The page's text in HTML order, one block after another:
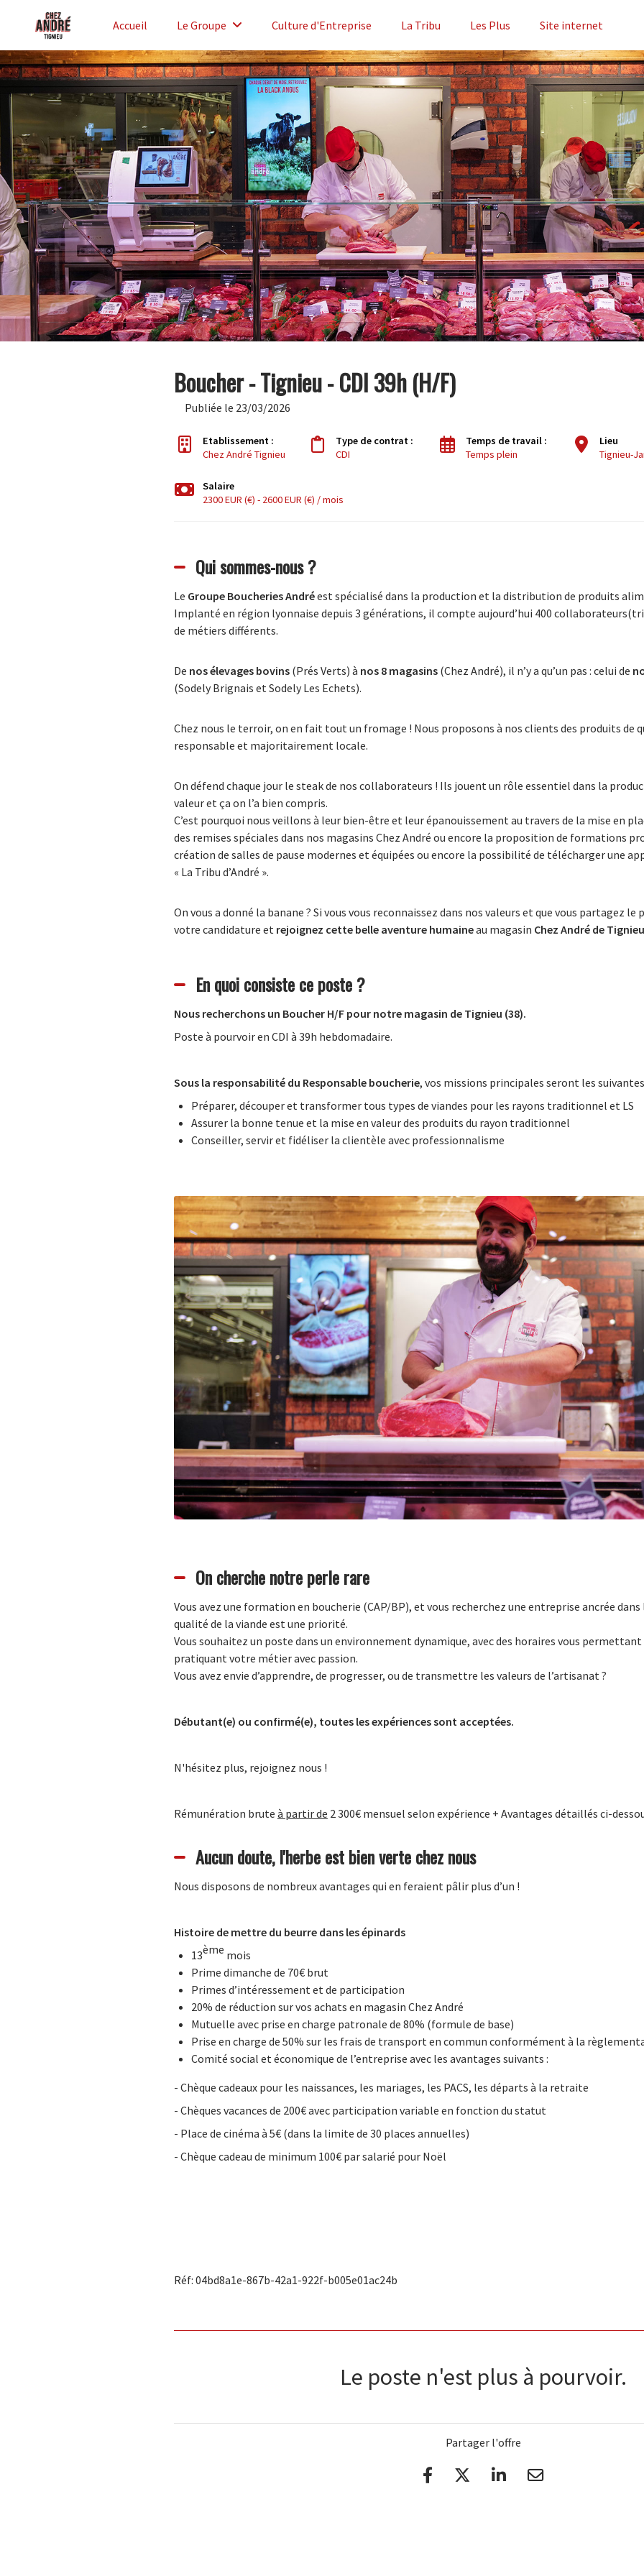
Accueil Le Groupe Culture d'Entreprise La Tribu Les Plus Site internet
Boucher - Tignieu - CDI 39h (H/F)
Publiée le 23/03/2026
Etablissement :
Chez André Tignieu
Type de contrat :
CDI
Temps de travail :
Temps plein
Lieu
Tignieu-
Salaire
2300 EUR (€) - 2600 EUR (€) / mois
Qui sommes-nous ?
Le Groupe Boucheries Andréest spécialisé dans la production et la distribution de produits
Implanté en région lyonnaise depuis 3 générations, il compte aujourd’hui 400
de métiers différents.
De nos élevages bovins(Prés Verts) à nos 8 magasins(Chez André), il n’y a qu’un pas : celui de
(Sodely Brignais et Sodely Les Echets).
Chez nous le terroir, on en fait tout un fromage ! Nous proposons à nos clients des produits de
responsable et majoritairement locale.
On défend chaque jour le steak de nos collaborateurs ! Ils jouent un rôle essentiel dans la
valeur et ça on l’a bien compris.
C’est pourquoi nous veillons à leur bien-être et leur épanouissement au travers de la mise en
des remises spéciales dans nos magasins Chez André ou encore la proposition de formations
création de salles de pause modernes et équipées ou encore la possibilité de télécharger une
« La Tribu d’André ».
On vous a donné la banane ? Si vous vous reconnaissez dans nos valeurs et que vous partagez
votre candidature et rejoignez cette belle aventure humaineau magasin Chez André de Tignieu
En quoi consiste ce poste ?
Nous recherchons un Boucher H/F pour notre magasin de Tignieu (38).
Poste à pourvoir en CDI à 39h hebdomadaire.
Sous la responsabilité du Responsable boucherie, vos missions principales seront les
Préparer, découper et transformer tous types de viandes pour les rayons traditionnel et LS
Assurer la bonne tenue et la mise en valeur des produits du rayon traditionnel
Conseiller, servir et fidéliser la clientèle avec professionnalisme
On cherche notre perle rare
Vous avez une formation en boucherie (CAP/BP), et vous recherchez une entreprise ancrée
qualité de la viande est une priorité.
Vous souhaitez un poste dans un environnement dynamique, avec des horaires vous
pratiquant votre métier avec passion.
Vous avez envie d’apprendre, de progresser, ou de transmettre les valeurs de l’artisanat ?
Débutant(e) ou confirmé(e), toutes les expériences sont acceptées.
N'hésitez plus, rejoignez nous !
Rémunération brute à partir de 2 300€ mensuel selon expérience + Avantages détaillés ci-
Aucun doute, l'herbe est bien verte chez nous
Nous disposons de nombreux avantages qui en feraient pâlir plus d’un !
Histoire de mettre du beurre dans les épinards
13ème mois
Prime dimanche de 70€ brut
Primes d’intéressement et de participation
20% de réduction sur vos achats en magasin Chez André
Mutuelle avec prise en charge patronale de 80% (formule de base)
Prise en charge de 50% sur les frais de transport en commun conformément à la
Comité social et économique de l’entreprise avec les avantages suivants :
- Chèque cadeaux pour les naissances, les mariages, les PACS, les départs à la retraite
- Chèques vacances de 200€ avec participation variable en fonction du statut
- Place de cinéma à 5€ (dans la limite de 30 places annuelles)
- Chèque cadeau de minimum 100€ par salarié pour Noël
Réf: 04bd8a1e-867b-42a1-922f-b005e01ac24b
Le poste n'est plus à pourvoir.
Partager l'offre